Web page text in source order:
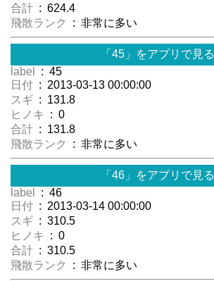
合計 : 624.4
飛散ランク
: 非常に多い
「45」をアプリで見る
label
: 45
日付 : 2013-03-13 00:00:00
スギ : 131.8
ヒノキ
: 0
合計 : 131.8
飛散ランク
: 非常に多い
「46」をアプリで見る
label
: 46
日付 : 2013-03-14 00:00:00
スギ : 310.5
ヒノキ
: 0
合計 : 310.5
飛散ランク
: 非常に多い